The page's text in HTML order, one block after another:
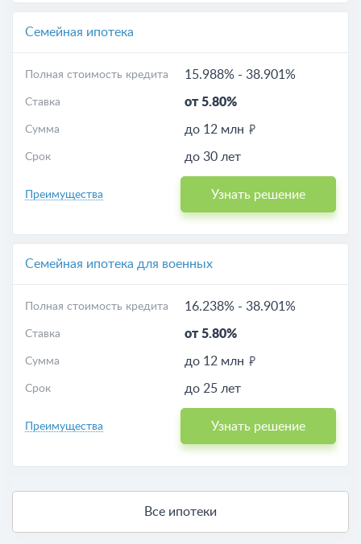
Семейная ипотека
Полная стоимость кредита 15.988% - 38.901%
Ставка от 5.80%
Сумма до 12 млн
Срок до 30 лет
Преимущества Узнать решение
Семейная ипотека для военных
Полная стоимость кредита 16.238% - 38.901%
Ставка от 5.80%
Сумма до 12 млн
Срок до 25 лет
Преимущества Узнать решение
Все ипотеки